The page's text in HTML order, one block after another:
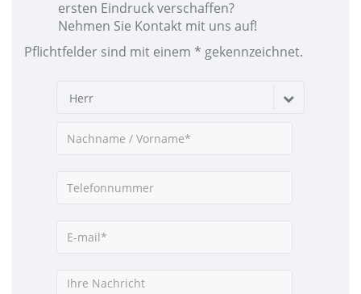
ersten Eindruck verschaffen?
Nehmen Sie Kontakt mit uns auf!
Pflichtfelder sind mit einem * gekennzeichnet.
Herr